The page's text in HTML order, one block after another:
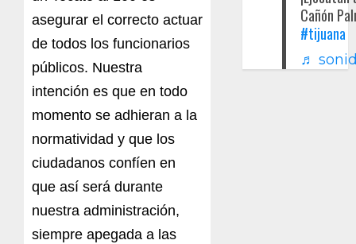
asegurar el correcto actuar
de todos los funcionarios
públicos. Nuestra
intención es que en todo
momento se adhieran a la
normatividad y que los
ciudadanos confíen en
que así será durante
nuestra administración,
siempre apegada a las
Cañón
#tijuana
♬